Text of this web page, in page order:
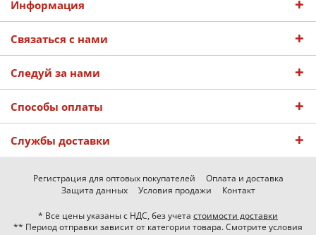
Информация
Связаться с нами
Следуй за нами
Способы оплаты
Службы доставки
Регистрация для оптовых покупателей
Оплата и доставка
Защита данных
Условия продажи Контакт
* Все цены указаны с НДС, без учета стоимости доставки
** Период отправки зависит от категории товара. Смотрите условия